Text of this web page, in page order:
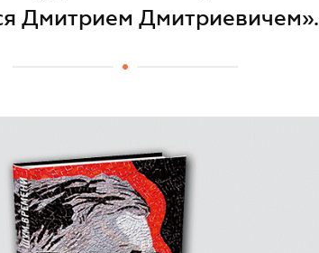
Дмитрием Дмитриевичем».